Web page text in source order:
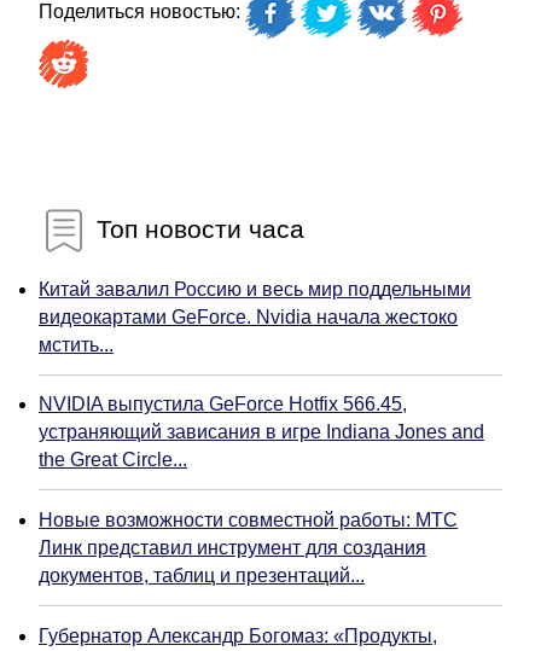
Поделиться новостью:
Топ новости часа
Китай завалил Россию и весь мир поддельными
видеокартами GeForce. Nvidia начала жестоко
мстить...
NVIDIA выпустила GeForce Hotfix 566.45,
устраняющий зависания в игре Indiana Jones and
the Great Circle...
Новые возможности совместной работы: МТС
Линк представил инструмент для создания
документов, таблиц и презентаций...
Губернатор Александр Богомаз: «Продукты,